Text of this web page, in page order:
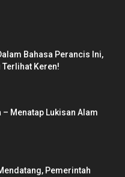
Bahasa Perancis Ini,
Terlihat Keren!
– Menatap Lukisan Alam
Pemerintah